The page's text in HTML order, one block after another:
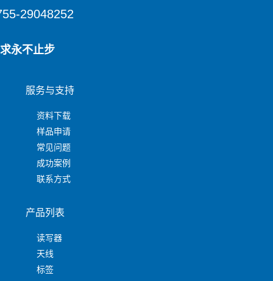
29048252
永不止步
服务与支持
资料下载
样品申请
常见问题
成功案例
联系方式
产品列表
读写器
天线
标签